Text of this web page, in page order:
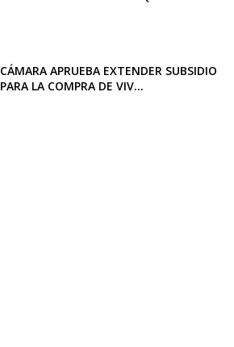
CÁMARA APRUEBA EXTENDER SUBSIDIO
PARA LA COMPRA DE VIV...